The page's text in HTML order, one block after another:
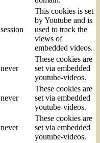
session
This cookies is set
by Youtube and is
used to track the
views of
embedded videos.
never
These cookies are
set via embedded
youtube-videos.
never
These cookies are
set via embedded
youtube-videos.
never
These cookies are
set via embedded
youtube-videos.